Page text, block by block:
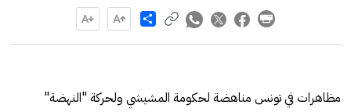
Share
مظاهرات في تونس مناهضة لحكومة المشيشي ولحركة "النهضة"